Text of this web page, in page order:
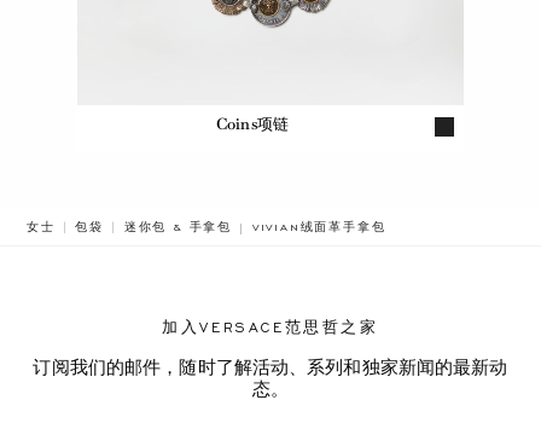
Coins项链
女士 包袋 迷你包 & 手拿包 BREADCRUMB.ADA.LABEL.CURRENT
VIVIAN绒面革手拿包
加入VERSACE范思哲之家
订阅我们的邮件，随时了解活动、系列和独家新闻的最新动
态。